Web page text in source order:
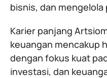
bisnis, dan
Karier panjang
keuangan mencakup
dengan fokus kuat
investasi, dan